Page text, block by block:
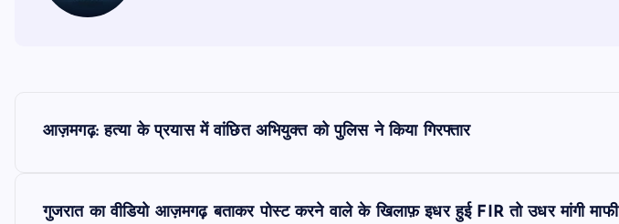
आज़मगढ़: हत्या के प्रयास में वांछित अभियुक्त को पुलिस ने किया गिरफ्तार
गुजरात का वीडियो आज़मगढ़ बताकर पोस्ट करने वाले के खिलाफ़ इधर हुई FIR तो उधर मांगी माफी